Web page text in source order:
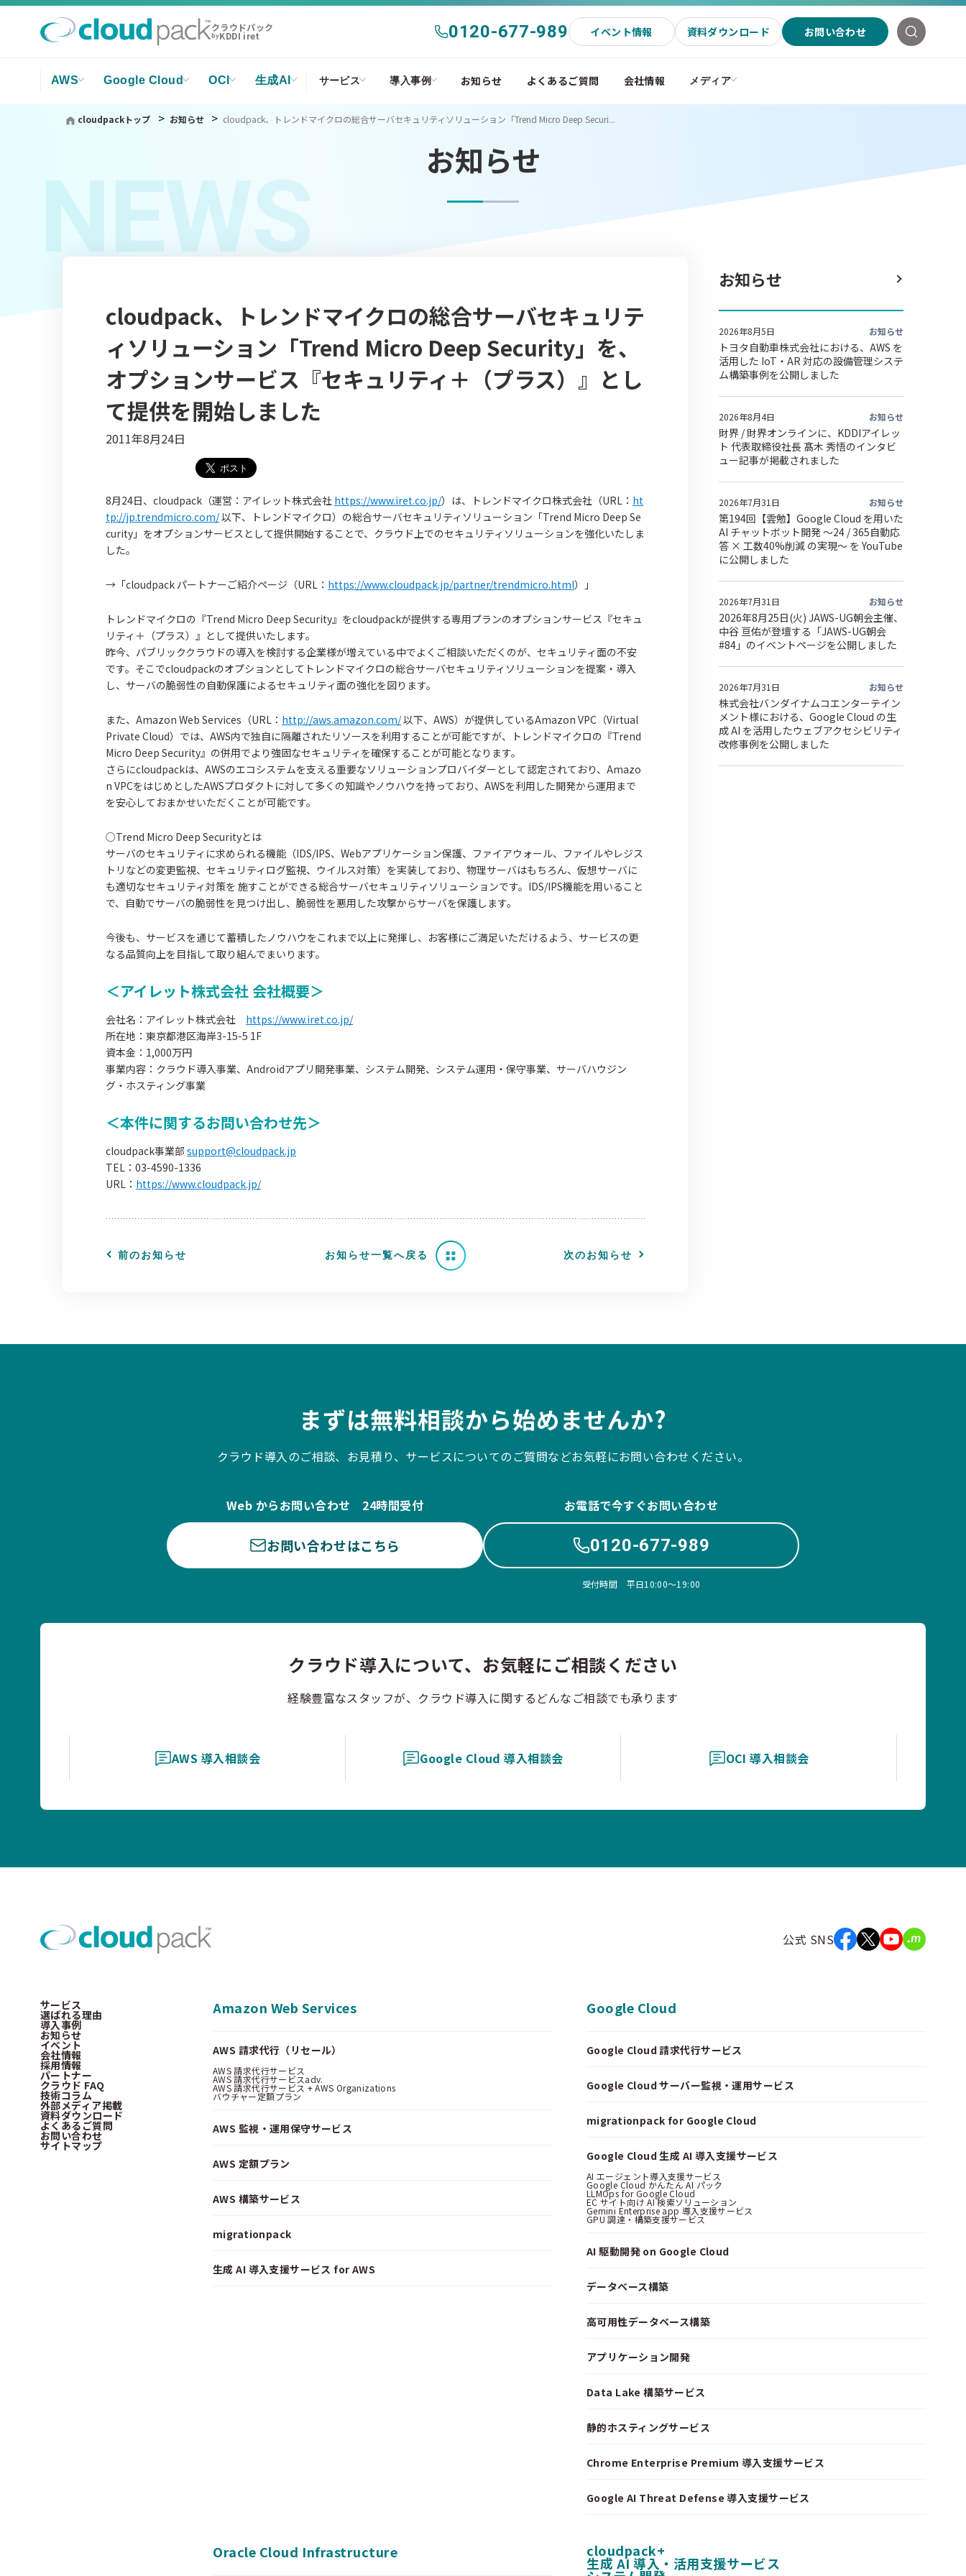
クラウドパック
byKDDI iret 0120-677-989 イベント情報 資料ダウンロード お問い合わせ
AWS Google Cloud OCI 生成AI サービス 導入事例 お知らせ よくあるご質問 会社情報 メディア
cloudpackトップ お知らせ cloudpack、トレンドマイクロの総合サーバセキュリティソリューション「Trend Micro Deep Securi...
お知らせ
NEWS
cloudpack、トレンドマイクロの総合サーバセキュリテ
ィソリューション「Trend Micro Deep Security」を、
オプションサービス『セキュリティ＋（プラス）』とし
て提供を開始しました
2011年8月24日
8月24日、cloudpack（運営：アイレット株式会社 https://www.iret.co.jp/）は、トレンドマイクロ株式会社（URL： ht
tp://jp.trendmicro.com/以下、トレンドマイクロ）の総合サーバセキュリティソリューション「Trend Micro Deep Se
curity」をオプションサービスとして提供開始することで、クラウド上でのセキュリティソリューションを強化いたしま
した。
→「cloudpack パートナーご紹介ページ（URL： https://www.cloudpack.jp/partner/trendmicro.html）」
トレンドマイクロの『Trend Micro Deep Security』をcloudpackが提供する専用プランのオプションサービス『セキュ
リティ＋（プラス）』として提供いたします。
昨今、パブリッククラウドの導入を検討する企業様が増えている中でよくご相談いただくのが、セキュリティ面の不安
です。そこでcloudpackのオプションとしてトレンドマイクロの総合サーバセキュリティソリューションを提案・導入
し、サーバの脆弱性の自動保護によるセキュリティ面の強化を図ります。
また、Amazon Web Services（URL： http://aws.amazon.com/以下、AWS）が提供しているAmazon VPC（Virtual
Private Cloud）では、AWS内で独自に隔離されたリソースを利用することが可能ですが、トレンドマイクロの『Trend
Micro Deep Security』の併用でより強固なセキュリティを確保することが可能となります。
さらにcloudpackは、AWSのエコシステムを支える重要なソリューションプロバイダーとして認定されており、Amazo
n VPCをはじめとしたAWSプロダクトに対して多くの知識やノウハウを持っており、AWSを利用した開発から運用まで
を安心しておまかせいただくことが可能です。
○Trend Micro Deep Securityとは
サーバのセキュリティに求められる機能（IDS/IPS、Webアプリケーション保護、ファイアウォール、ファイルやレジス
トリなどの変更監視、セキュリティログ監視、ウイルス対策）を実装しており、物理サーバはもちろん、仮想サーバに
も適切なセキュリティ対策を 施すことができる総合サーバセキュリティソリューションです。IDS/IPS機能を用いること
で、自動でサーバの脆弱性を見つけ出し、脆弱性を悪用した攻撃からサーバを保護します。
今後も、サービスを通じて蓄積したノウハウをこれまで以上に発揮し、お客様にご満足いただけるよう、サービスの更
なる品質向上を目指して取り組んでまいります。
＜アイレット株式会社 会社概要＞
会社名：アイレット株式会社 https://www.iret.co.jp/
所在地：東京都港区海岸3-15-5 1F
資本金：1,000万円
事業内容：クラウド導入事業、Androidアプリ開発事業、システム開発、システム運用・保守事業、サーバハウジン
グ・ホスティング事業
＜本件に関するお問い合わせ先＞
cloudpack事業部 support@cloudpack.jp
TEL：03-4590-1336
URL： https://www.cloudpack.jp/
前のお知らせ お知らせ一覧へ戻る 次のお知らせ
お知らせ
2026年8月5日 お知らせ
トヨタ自動車株式会社における、AWS を
活用した IoT・AR 対応の設備管理システ
ム構築事例を公開しました
2026年8月4日 お知らせ
財界 / 財界オンラインに、KDDIアイレッ
ト 代表取締役社長 髙木 秀悟のインタビ
ュー記事が掲載されました
2026年7月31日 お知らせ
第194回【雲勉】Google Cloud を用いた
AI チャットボット開発 〜24 / 365自動応
答 × 工数40%削減 の実現〜 を YouTube
に公開しました
2026年7月31日 お知らせ
2026年8月25日(火) JAWS-UG朝会主催、
中谷 亘佑が登壇する「JAWS-UG朝会
#84」のイベントページを公開しました
2026年7月31日 お知らせ
株式会社バンダイナムコエンターテイン
メント様における、Google Cloud の生
成 AI を活用したウェブアクセシビリティ
改修事例を公開しました
まずは無料相談から始めませんか?
クラウド導入のご相談、お見積り、サービスについてのご質問などお気軽にお問い合わせください。
Web からお問い合わせ 24時間受付
お問い合わせはこちら
お電話で今すぐお問い合わせ
0120-677-989
受付時間 平日10:00〜19:00
クラウド導入について、お気軽にご相談ください
経験豊富なスタッフが、クラウド導入に関するどんなご相談でも承ります
AWS 導入相談会 Google Cloud 導入相談会 OCI 導入相談会
公式 SNS
サービス
選ばれる理由
導入事例
お知らせ
イベント
会社情報
採用情報
パートナー
クラウド FAQ
技術コラム
外部メディア掲載
資料ダウンロード
よくあるご質問
お問い合わせ
サイトマップ
Amazon Web Services
AWS 請求代行（リセール）
AWS 請求代行サービス
AWS 請求代行サービスadv.
AWS 請求代行サービス + AWS Organizations
バウチャー定額プラン
AWS 監視・運用保守サービス
AWS 定額プラン
AWS 構築サービス
migrationpack
生成 AI 導入支援サービス for AWS
Google Cloud
Google Cloud 請求代行サービス
Google Cloud サーバー監視・運用サービス
migrationpack for Google Cloud
Google Cloud 生成 AI 導入支援サービス
AI エージェント導入支援サービス
Google Cloud かんたん AI パック
LLMOps for Google Cloud
EC サイト向け AI 検索ソリューション
Gemini Enterprise app 導入支援サービス
GPU 調達・構築支援サービス
AI 駆動開発 on Google Cloud
データベース構築
高可用性データベース構築
アプリケーション開発
Data Lake 構築サービス
静的ホスティングサービス
Chrome Enterprise Premium 導入支援サービス
Google AI Threat Defense 導入支援サービス
Oracle Cloud Infrastructure cloudpack+
生成 AI 導入・活用支援サービス